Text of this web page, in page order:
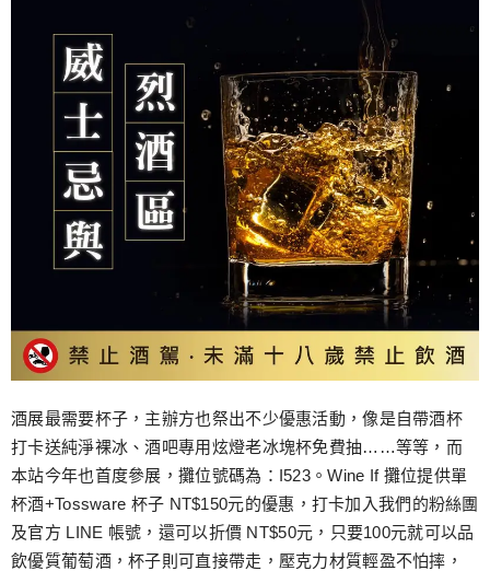
酒展最需要杯子，主辦方也祭出不少優惠活動，像是自帶酒杯
打卡送純淨裸冰、酒吧專用炫燈老冰塊杯免費抽……等等，而
本站今年也首度參展，攤位號碼為：I523。Wine If 攤位提供單
杯酒+Tossware 杯子 NT$150元的優惠，打卡加入我們的粉絲團
及官方 LINE 帳號，還可以折價 NT$50元，只要100元就可以品
飲優質葡萄酒，杯子則可直接帶走，壓克力材質輕盈不怕摔，